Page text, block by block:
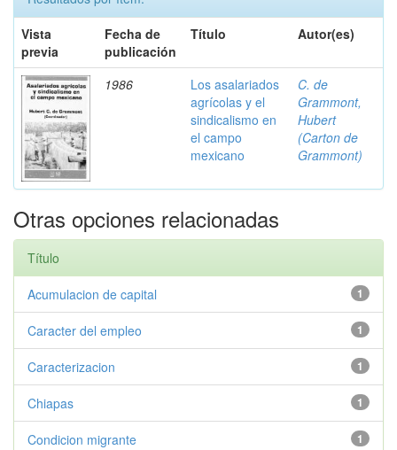
Vista
previa
Fecha de
publicación
Título Autor(es)
1986
Los asalariados
agrícolas y el
sindicalismo en
el campo
mexicano
C. de
Grammont,
Hubert
(Carton de
Grammont)
Otras opciones relacionadas
Título
1
Acumulacion de capital
1
Caracter del empleo
1
Caracterizacion
1
Chiapas
1
Condicion migrante